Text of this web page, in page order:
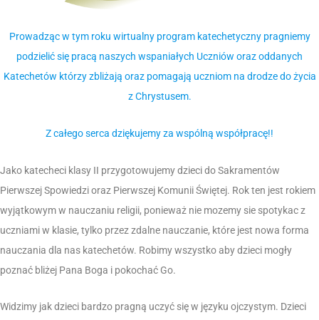
Prowadząc w tym roku wirtualny program katechetyczny pragniemy
podzielić się pracą naszych wspaniałych Uczniów oraz oddanych
Katechetów którzy zbliżają oraz pomagają uczniom na drodze do życia
z Chrystusem.
Z całego serca dziękujemy za wspólną współpracę!!
Jako katecheci klasy II przygotowujemy dzieci do Sakramentów
Pierwszej Spowiedzi oraz Pierwszej Komunii Świętej. Rok ten jest rokiem
wyjątkowym w nauczaniu religii, ponieważ nie mozemy sie spotykac z
uczniami w klasie, tylko przez zdalne nauczanie, które jest nowa forma
nauczania dla nas katechetów. Robimy wszystko aby dzieci mogły
poznać bliżej Pana Boga i pokochać Go.
Widzimy jak dzieci bardzo pragną uczyć się w języku ojczystym. Dzieci